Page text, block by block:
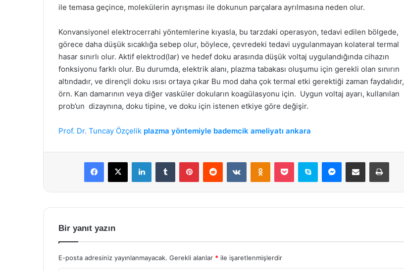
ile temasa geçince, molekülerin ayrışması ile dokunun parçalara ayrılmasına neden olur.
Konvansiyonel elektrocerrahi yöntemlerine kıyasla, bu tarzdaki operasyon, tedavi edilen bölgede,
görece daha düşük sıcaklığa sebep olur, böylece, çevredeki tedavi uygulanmayan kolateral termal
hasar sınırlı olur. Aktif elektrod(lar) ve hedef doku arasında düşük voltaj uygulandığında cihazın
fonksiyonu farklı olur. Bu durumda, elektrik alanı, plazma tabakası oluşumu için gerekli olan sınırın
altındadır, ve dirençli doku ısısı ortaya çıkar Bu mod daha çok termal etki gerektiği zaman faydalıdır,
örn. Kan damarının veya diğer vasküler dokuların koagülasyonu için. Uygun voltaj ayarı, kullanılan
prob’un dizaynına, doku tipine, ve doku için istenen etkiye göre değişir.
Prof. Dr. Tuncay Özçelik plazma yöntemiyle bademcik ameliyatı ankara
Facebook
X LinkedInTumblr PinterestReddit VKontakteOdnoklassniki
Pocket Skype Messenger
E-Posta ile paylaş Yazdır
Bir yanıt yazın
E-posta adresiniz yayınlanmayacak. Gerekli alanlar * ile işaretlenmişlerdir